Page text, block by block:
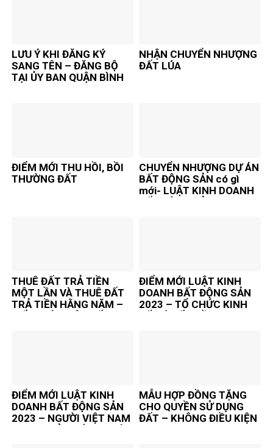
LƯU Ý KHI ĐĂNG KÝ
SANG TÊN – ĐĂNG BỘ
TẠI ỦY BAN QUẬN BÌNH
NHẬN CHUYỂN NHƯỢNG
ĐẤT LÚA
ĐIỂM MỚI THU HỒI, BỒI
THƯỜNG ĐẤT
CHUYỂN NHƯỢNG DỰ ÁN
BẤT ĐỘNG SẢN có gì
mới- LUẬT KINH DOANH
THUÊ ĐẤT TRẢ TIỀN
MỘT LẦN VÀ THUÊ ĐẤT
TRẢ TIỀN HẰNG NĂM –
ĐIỂM MỚI LUẬT KINH
DOANH BẤT ĐỘNG SẢN
2023 – TỔ CHỨC KINH
ĐIỂM MỚI LUẬT KINH
DOANH BẤT ĐỘNG SẢN
2023 – NGƯỜI VIỆT NAM
MẪU HỢP ĐỒNG TẶNG
CHO QUYỀN SỬ DỤNG
ĐẤT – KHÔNG ĐIỀU KIỆN